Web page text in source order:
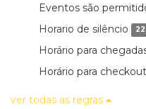
Eventos são
Horario de silêncio
Horário para
Horário para checkout
ver todas as regras